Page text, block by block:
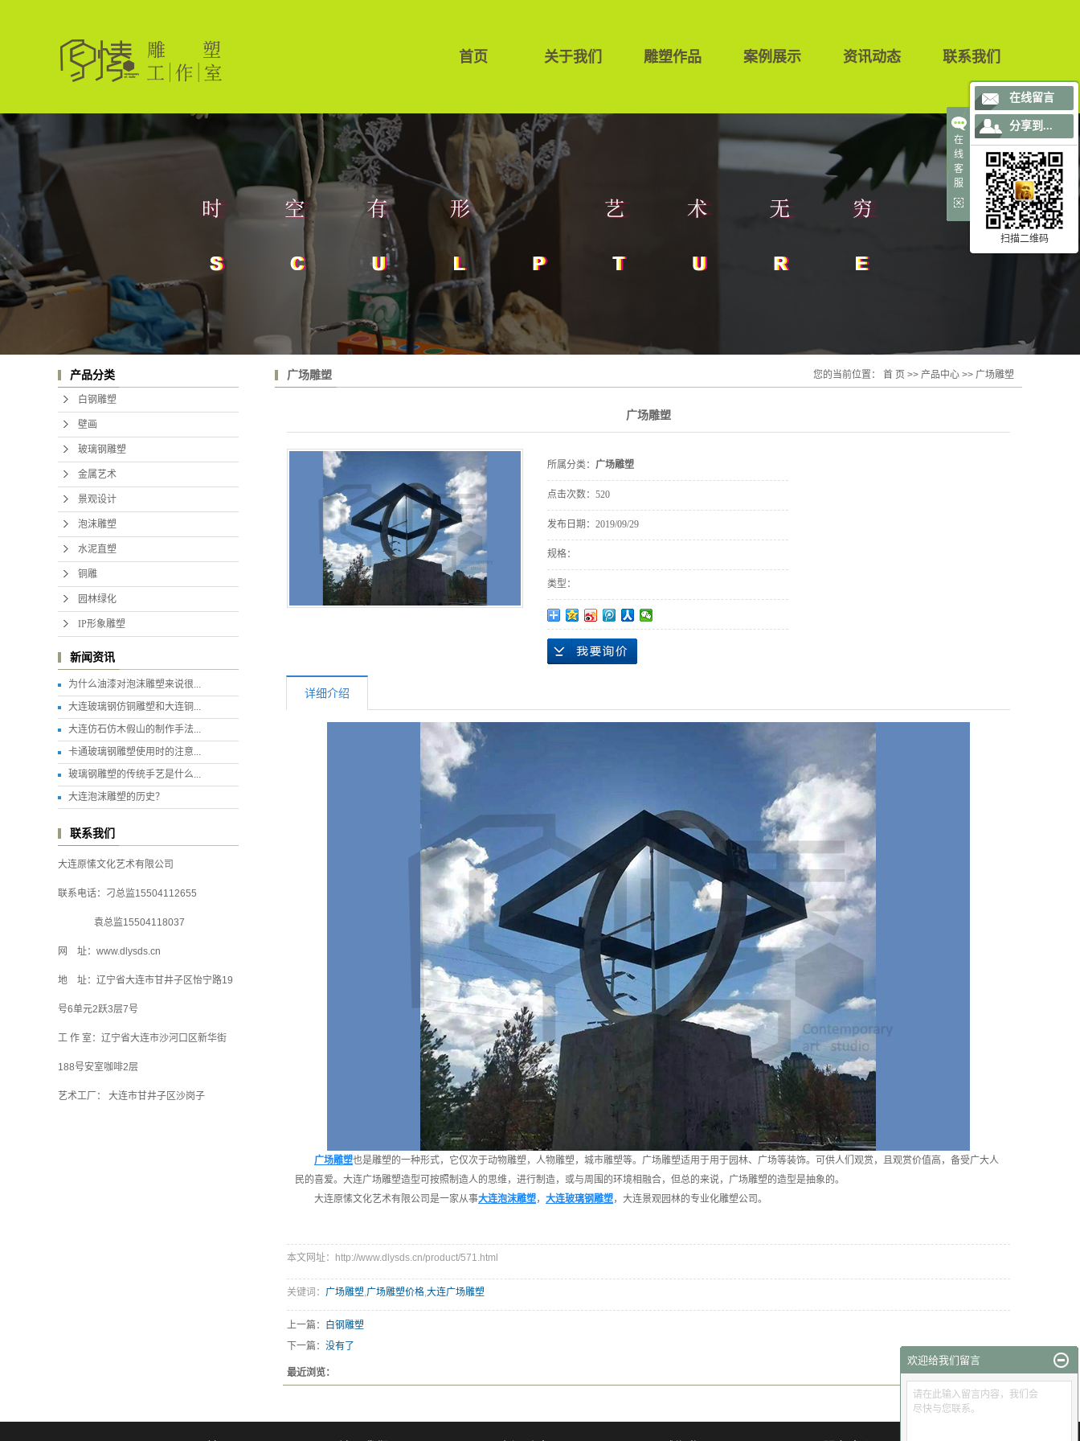
首页 关于我们
公司环境
团队介绍
视频展示
雕塑作品
壁画
景观设计
案例展示 资讯动态
行业新闻
技术知识
联系我们
产品分类
白钢雕塑
壁画
玻璃钢雕塑
金属艺术
景观设计
泡沫雕塑
水泥直塑
铜雕
园林绿化
IP形象雕塑
新闻资讯
为什么油漆对泡沫雕塑来说很...
大连玻璃钢仿铜雕塑和大连铜...
大连仿石仿木假山的制作手法...
卡通玻璃钢雕塑使用时的注意...
玻璃钢雕塑的传统手艺是什么...
大连泡沫雕塑的历史？
联系我们
大连原愫文化艺术有限公司
联系电话：刁总监15504112655
袁总监15504118037
网 址：www.dlysds.cn
地 址：辽宁省大连市甘井子区怡宁路19
号6单元2跃3层7号
工 作 室：辽宁省大连市沙河口区新华街
188号安室咖啡2层
艺术工厂： 大连市甘井子区沙岗子
广场雕塑 您的当前位置： 首 页 >> 产品中心 >> 广场雕塑
广场雕塑
所属分类： 广场雕塑
点击次数： 520
发布日期： 2019/09/29
规格：
类型：
详细介绍
广场雕塑也是雕塑的一种形式，它仅次于动物雕塑，人物雕塑，城市雕塑等。广场雕塑适用于用于园林、广场等装饰。可供人们观赏，且观赏价值高，备受广大人
民的喜爱。大连广场雕塑造型可按照制造人的思维，进行制造，或与周围的环境相融合，但总的来说，广场雕塑的造型是抽象的。
大连原愫文化艺术有限公司是一家从事大连泡沫雕塑， 大连玻璃钢雕塑，大连景观园林的专业化雕塑公司。
本文网址：http://www.dlysds.cn/product/571.html
关键词： 广场雕塑,广场雕塑价格,大连广场雕塑
上一篇：
白钢雕塑
下一篇： 没有了
最近浏览：
在
线
客
服
在线留言
分享到...
扫描二维码
欢迎给我们留言
请在此输入留言内容，我们会
尽快与您联系。